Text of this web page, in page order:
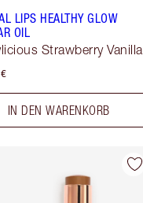
LIPS HEALTHY GLOW
OIL
Strawberry Vanilla
IN DEN WARENKORB